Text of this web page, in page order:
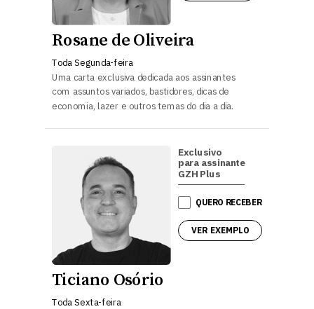
Rosane de Oliveira
Toda Segunda-feira
Uma carta exclusiva dedicada aos assinantes
com assuntos variados, bastidores, dicas de
economia, lazer e outros temas do dia a dia.
Ticiano Osório
Toda Sexta-feira
QUERO RECEBER
VER EXEMPLO
Exclusivo
para assinante
GZH Plus